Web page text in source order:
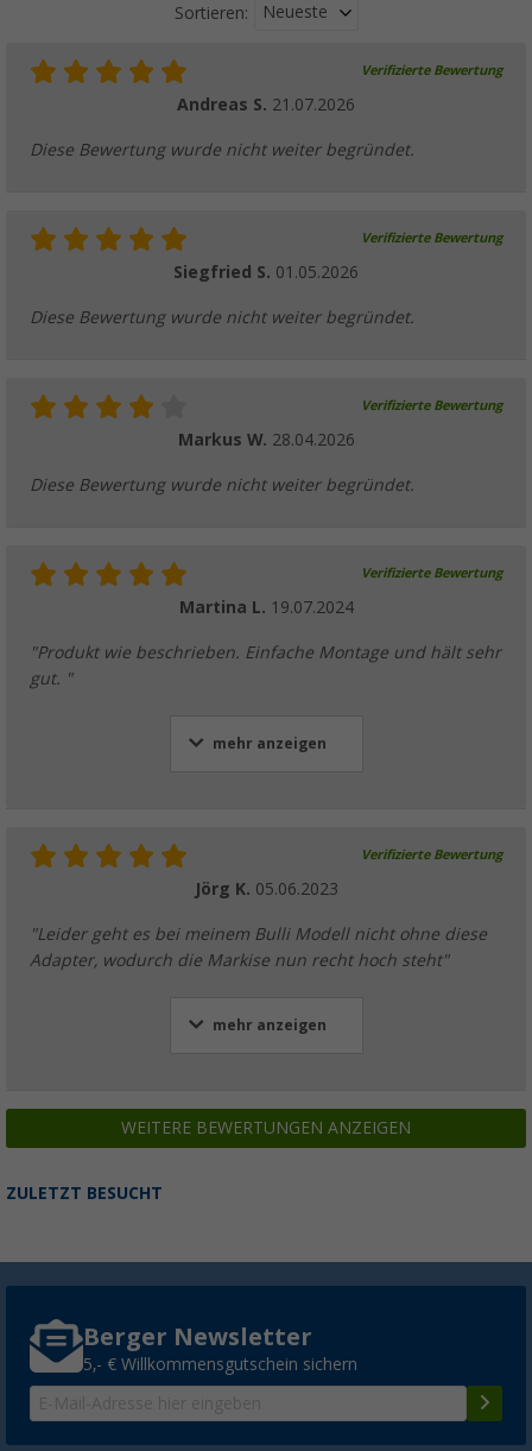
Sortieren: Neueste
Verifizierte Bewertung
Andreas S. 21.07.2026
Diese Bewertung wurde nicht weiter begründet.
Verifizierte Bewertung
Siegfried S. 01.05.2026
Diese Bewertung wurde nicht weiter begründet.
Verifizierte Bewertung
Markus W. 28.04.2026
Diese Bewertung wurde nicht weiter begründet.
Verifizierte Bewertung
Martina L. 19.07.2024
"Produkt wie beschrieben. Einfache Montage und hält sehr
gut. "
mehr anzeigen
Verifizierte Bewertung
Jörg K. 05.06.2023
"Leider geht es bei meinem Bulli Modell nicht ohne diese
Adapter, wodurch die Markise nun recht hoch steht"
mehr anzeigen
WEITERE BEWERTUNGEN ANZEIGEN
ZULETZT BESUCHT
Berger Newsletter
5,- € Willkommensgutschein sichern